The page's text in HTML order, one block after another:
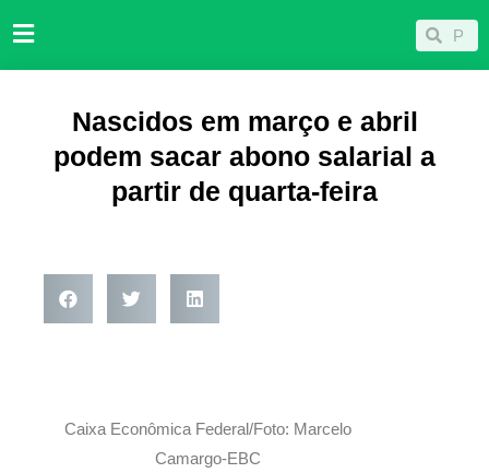
para
Pesquisar
Nascidos em março e abril
podem sacar abono salarial a
partir de quarta-feira
Caixa Econômica Federal/Foto: Marcelo
Camargo-EBC